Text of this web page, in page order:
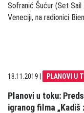
Sofranić Šućur (Set
Veneciji, na radionici
18.11.2019 PLANOVI U
Planovi u toku:
igranog filma „Kadiš